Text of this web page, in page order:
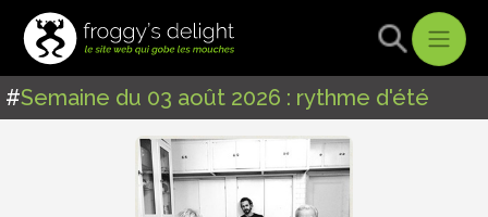
#Semaine du 03 août 2026 : rythme d'été